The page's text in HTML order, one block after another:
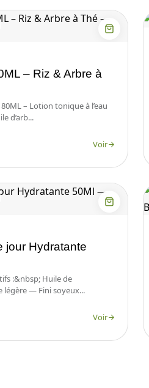
– Riz & Arbre à
– Lotion tonique à l’eau
d’arb...
Voir
jour Hydratante
:&nbsp; Huile de
légère — Fini soyeux...
Voir